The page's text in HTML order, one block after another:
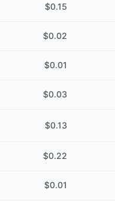
$0.15
$0.02
$0.01
$0.03
$0.13
$0.22
$0.01